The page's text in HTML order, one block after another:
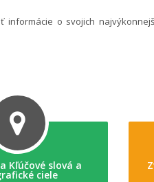
o svojich
Kľúčové slová a
ciele